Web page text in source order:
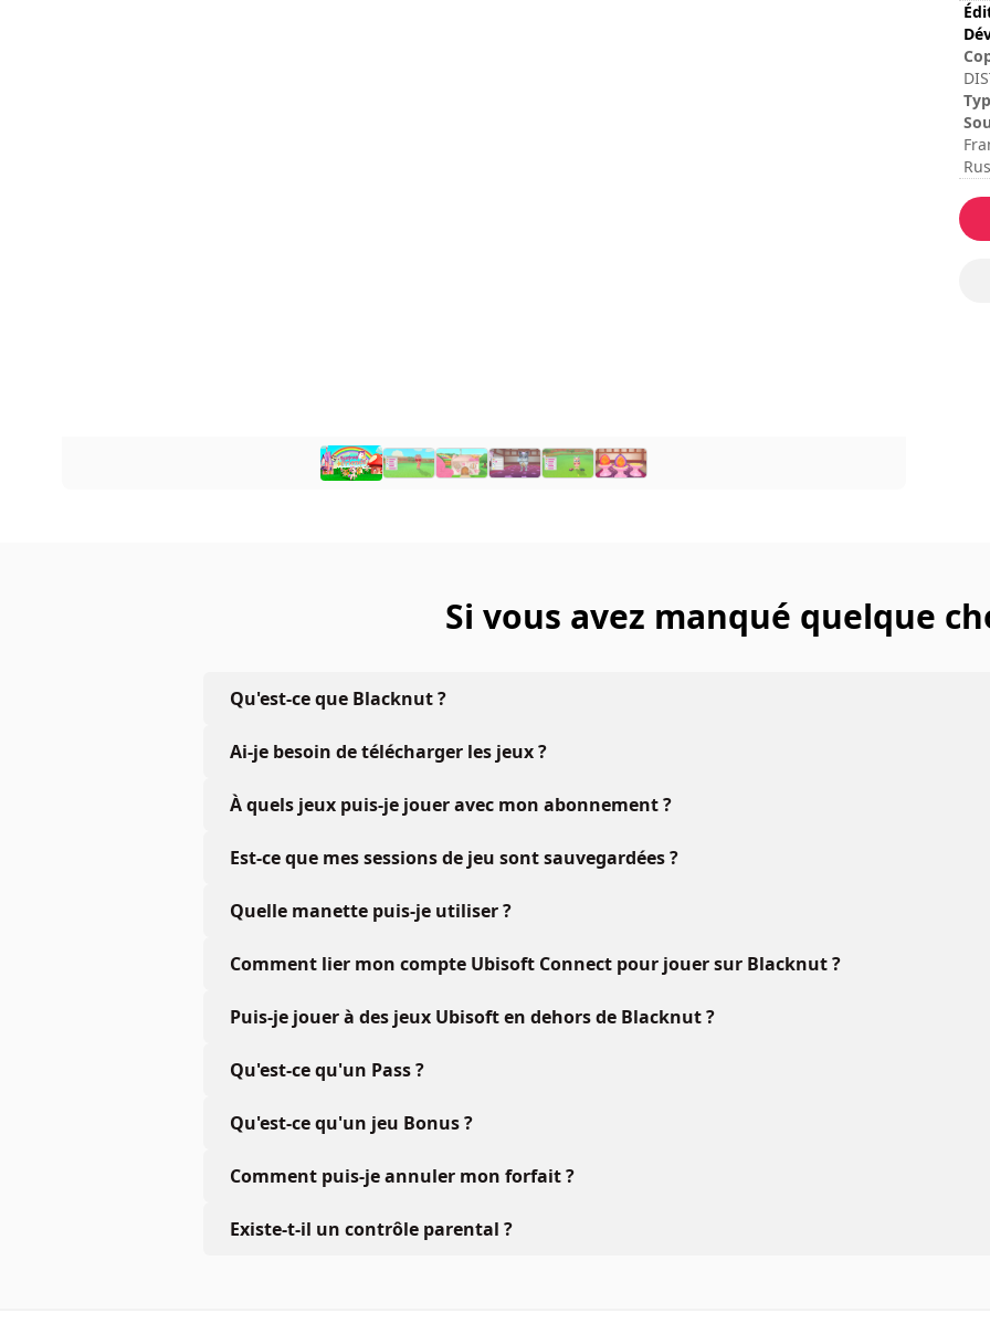
Si vous avez manqué quelque
Qu'est-ce que Blacknut ?
Ai-je besoin de télécharger les jeux ?
À quels jeux puis-je jouer avec mon abonnement ?
Est-ce que mes sessions de jeu sont sauvegardées ?
Quelle manette puis-je utiliser ?
Comment lier mon compte Ubisoft Connect pour jouer sur Blacknut ?
Puis-je jouer à des jeux Ubisoft en dehors de Blacknut ?
Qu'est-ce qu'un Pass ?
Qu'est-ce qu'un jeu Bonus ?
Comment puis-je annuler mon forfait ?
Existe-t-il un contrôle parental ?